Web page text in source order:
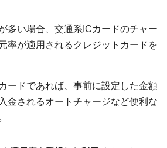
多い場合、交通系ICカードのチャー
率が適用されるクレジットカードを
ードであれば、事前に設定した金額
金されるオートチャージなど便利な